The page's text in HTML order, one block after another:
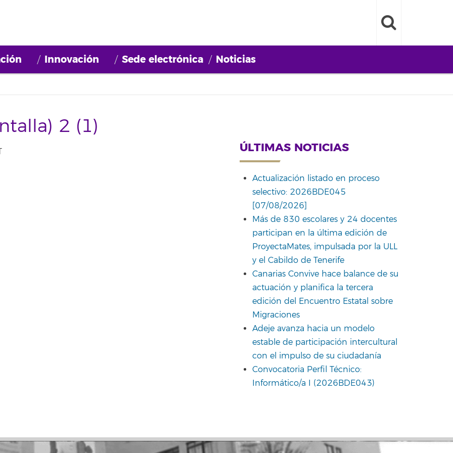
Innovación Sede electrónica Noticias
2 (1)
ÚLTIMAS NOTICIAS
Actualización listado en proceso
selectivo: 2026BDE045
[07/08/2026]
Más de 830 escolares y 24 docentes
participan en la última edición de
ProyectaMates, impulsada por la ULL
y el Cabildo de Tenerife
Canarias Convive hace balance de su
actuación y planifica la tercera
edición del Encuentro Estatal sobre
Migraciones
Adeje avanza hacia un modelo
estable de participación intercultural
con el impulso de su ciudadanía
Convocatoria Perfil Técnico:
Informático/a I (2026BDE043)